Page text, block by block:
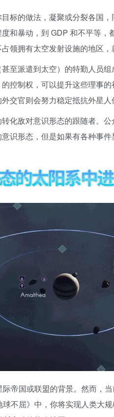
的做法，凝聚或分裂各国
和暴动，到 GDP 和不平等
领拥有太空发射设施的地区，
至派遣到太空）的特勤人员
控制权，可以提升这些理事
交官则会努力稳定抵抗外星人
化敌对意识形态的跟随者。
识形态，但是如果有各种事
帝国或联盟的背景。然而，
不屈》中，你将实现人类大